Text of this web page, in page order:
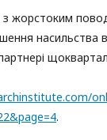
жорстоким
насильства в
.